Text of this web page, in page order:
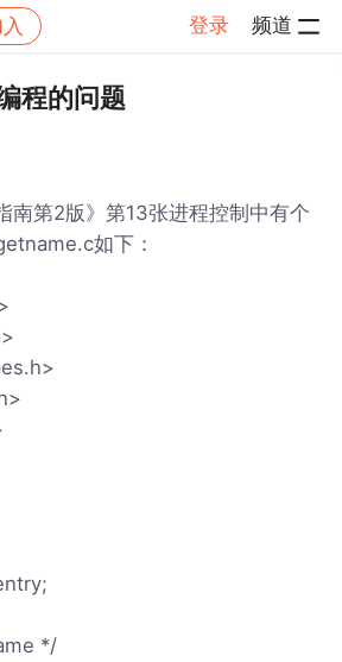
登录 频道
帖子详情
程的问题
南第2版》第13张进程控制中有个
如下：
*/